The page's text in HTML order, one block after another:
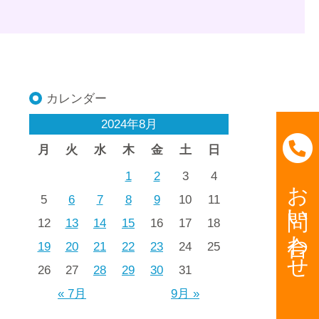
カレンダー
2024年8月
月
火 水 木 金 土 日
« 7月 9月 »
1 2 3
4
5
6 7 8 9 10
11
12
13 14 15 16 17
18
19
20 21 22 23 24
25
26
27 28 29 30 31
お問い合わせ